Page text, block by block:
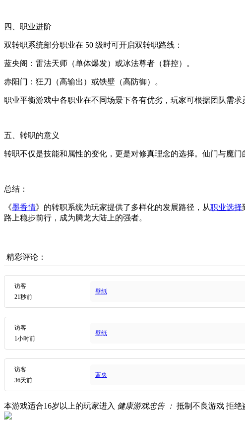
四、职业进阶
双转职系统部分职业在 50 级时可开启双转职路线：
蓝央阁：雷法天师（单体爆发）或冰法尊者（群控）。
赤阳门：狂刀（高输出）或铁壁（高防御）。
职业平衡游戏中各职业在不同场景下各有优劣，玩家可根据团队需求
五、转职的意义
转职不仅是技能和属性的变化，更是对修真理念的选择。仙门与魔
总结：
《墨香情》的转职系统为玩家提供了多样化的发展路径，从职业选择
路上稳步前行，成为腾龙大陆上的强者。
精彩评论：
访客
21秒前
壁纸
访客
1小时前
壁纸
访客
36天前
蓝央
本游戏适合16岁以上的玩家进入 健康游戏忠告 ： 抵制不良游戏 拒绝